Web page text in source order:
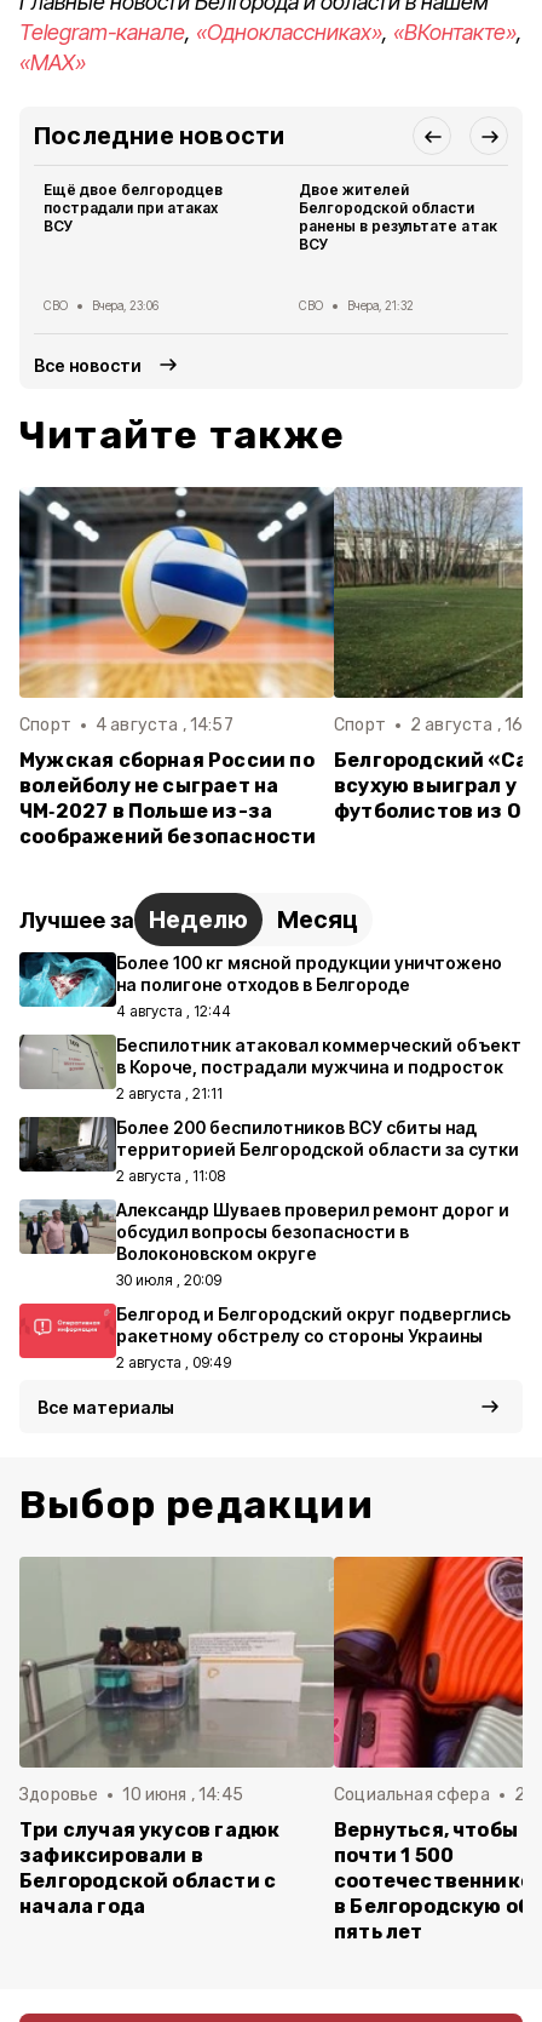
Telegram-канале, «Одноклассниках», «ВКонтакте»,
«MAX»
Последние новости
Ещё двое белгородцев
пострадали при атаках
ВСУ
СВО Вчера, 23:06
Двое жителей
Белгородской области
ранены в результате атак
ВСУ
СВО Вчера, 21:32
Все новости
Читайте также
Спорт 4 августа , 14:57
Мужская сборная России по
волейболу не сыграет на
ЧМ‑2027 в Польше из-за
соображений безопасности
Спорт 2 августа ,
Белгородский
всухую выиграл у
футболистов из
Лучшее за Неделю Месяц
Более 100 кг мясной продукции уничтожено
на полигоне отходов в Белгороде
4 августа , 12:44
Беспилотник атаковал коммерческий объект
в Короче, пострадали мужчина и подросток
2 августа , 21:11
Более 200 беспилотников ВСУ сбиты над
территорией Белгородской области за сутки
2 августа , 11:08
Александр Шуваев проверил ремонт дорог и
обсудил вопросы безопасности в
Волоконовском округе
30 июля , 20:09
Белгород и Белгородский округ подверглись
ракетному обстрелу со стороны Украины
2 августа , 09:49
Все материалы
Выбор редакции
Здоровье 10 июня , 14:45
Три случая укусов гадюк
зафиксировали в
Белгородской области с
начала года
Социальная сфера 20
Вернуться, чтобы
почти 1 500
в Белгородскую
пять лет